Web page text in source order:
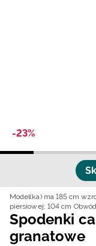
-23%
Model(ka) ma 185 cm
piersiowej: 104 cm
Spodenki
granatowe